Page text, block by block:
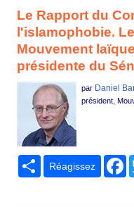
Le Rapport du
l'islamophobie.
Mouvement
présidente du
par Daniel
président,
Partager
Réagissez